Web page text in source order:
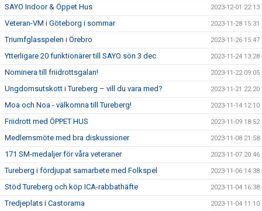
SAYO Indoor & Öppet Hus 2023-12-01 22:13
Veteran-VM i Göteborg i sommar 2023-11-28 15:31
Triumfglasspelen i Örebro 2023-11-26 15:47
Ytterligare 20 funktionärer till SAYO sön 3 dec 2023-11-24 13:28
Nominera till friidrottsgalan! 2023-11-22 09:05
Ungdomsutskott i Tureberg – vill du vara med? 2023-11-21 22:20
Moa och Noa - välkomna till Tureberg! 2023-11-14 12:10
Friidrott med ÖPPET HUS 2023-11-09 18:52
Medlemsmöte med bra diskussioner 2023-11-08 21:58
171 SM-medaljer för våra veteraner 2023-11-07 20:46
Tureberg i fördjupat samarbete med Folkspel 2023-11-06 14:38
Stöd Tureberg och köp ICA-rabbathäfte 2023-11-04 16:38
Tredjeplats i Castorama 2023-11-04 11:10